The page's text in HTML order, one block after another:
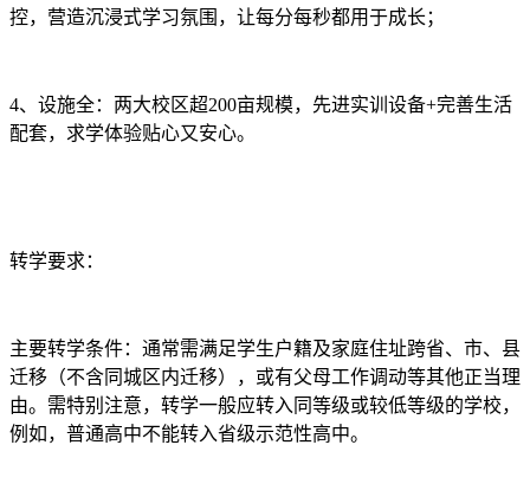
控，营造沉浸式学习氛围，让每分每秒都用于成长；
4、设施全：两大校区超200亩规模，先进实训设备+完善生活
配套，求学体验贴心又安心。
转学要求：
主要转学条件：通常需满足学生户籍及家庭住址跨省、市、县
迁移（不含同城区内迁移），或有父母工作调动等其他正当理
由。需特别注意，转学一般应转入同等级或较低等级的学校，
例如，普通高中不能转入省级示范性高中。